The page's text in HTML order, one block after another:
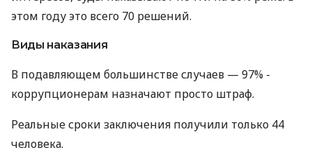
этом году это всего 70 решений.
Виды наказания
В подавляющем большинстве случаев — 97% -
коррупционерам назначают просто штраф.
Реальные сроки заключения получили только 44
человека.